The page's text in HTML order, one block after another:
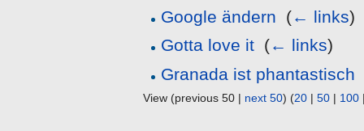
Google ändern (← links)
Gotta love it (← links)
Granada ist phantastisch
View (previous 50 | next 50) (20 | 50 | 100